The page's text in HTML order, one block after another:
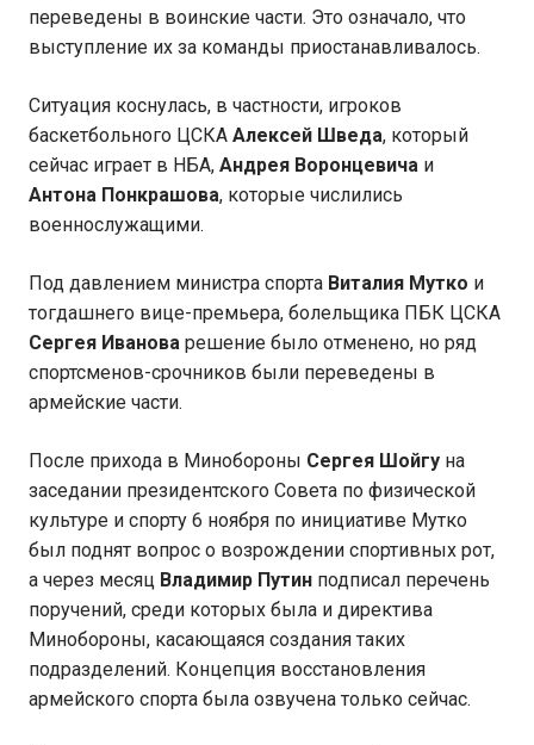
переведены в воинские части. Это означало, что
выступление их за команды приостанавливалось.
Ситуация коснулась, в частности, игроков
баскетбольного ЦСКА Алексей Шведа, который
сейчас играет в НБА, Андрея Воронцевича и
Антона Понкрашова, которые числились
военнослужащими.
Под давлением министра спорта Виталия Мутко и
тогдашнего вице-премьера, болельщика ПБК ЦСКА
Сергея Иванова решение было отменено, но ряд
спортсменов-срочников были переведены в
армейские части.
После прихода в Минобороны Сергея Шойгу на
заседании президентского Совета по физической
культуре и спорту 6 ноября по инициативе Мутко
был поднят вопрос о возрождении спортивных рот,
а через месяц Владимир Путин подписал перечень
поручений, среди которых была и директива
Минобороны, касающаяся создания таких
подразделений. Концепция восстановления
армейского спорта была озвучена только сейчас.